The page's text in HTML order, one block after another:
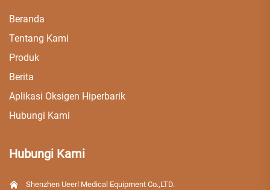
Beranda
Tentang Kami
Produk
Berita
Aplikasi Oksigen Hiperbarik
Hubungi Kami
Hubungi Kami
Shenzhen Ueerl Medical Equipment Co.,LTD.